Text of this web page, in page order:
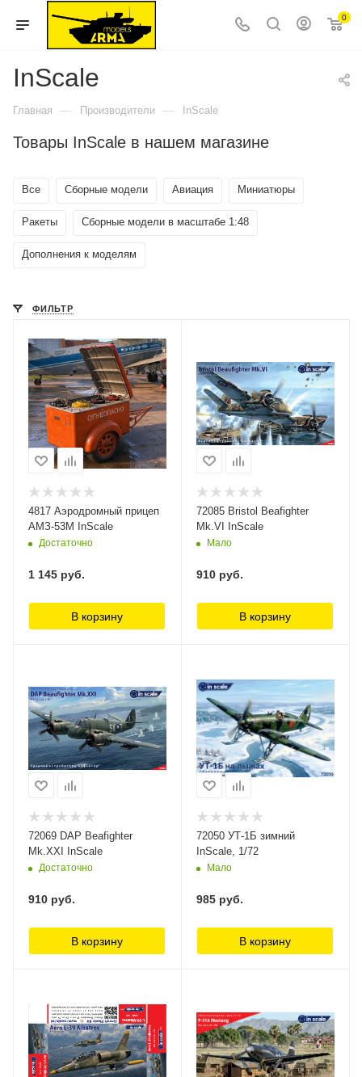
0
InScale
Главная — Производители — InScale
Товары InScale в нашем магазине
Все Сборные модели Авиация Миниатюры
Ракеты Сборные модели в масштабе 1:48
Дополнения к моделям
ФИЛЬТР
4817 Аэродромный прицеп
АМЗ-53М InScale
Достаточно
1 145 руб.
В корзину
72085 Bristol Beafighter
Mk.VI InScale
Мало
910 руб.
В корзину
72069 DAP Beafighter
Mk.XXI InScale
Достаточно
910 руб.
В корзину
72050 УТ-1Б зимний
InScale, 1/72
Мало
985 руб.
В корзину